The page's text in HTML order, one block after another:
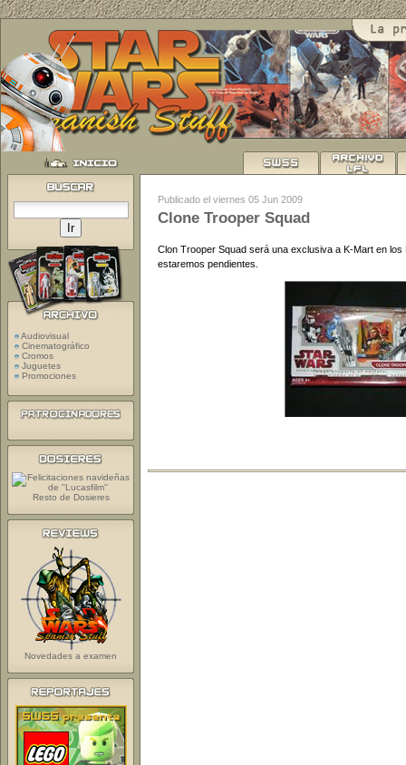
Publicado el viernes 05 Jun 2009
Clone Trooper Squad
Clon Trooper Squad será una exclusiva a K-Mart en
estaremos pendientes.
Audiovisual
Cinematográfico
Cromos
Juguetes
Promociones
Resto de Dosieres
Novedades a examen